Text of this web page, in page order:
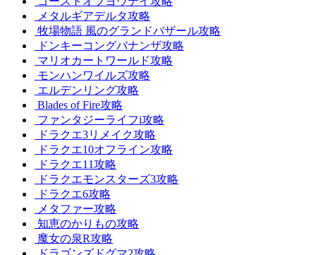
メタルギアデルタ攻略
牧場物語 風のグランドバザール攻略
ドンキーコングバナンザ攻略
マリオカートワールド攻略
モンハンワイルズ攻略
エルデンリング攻略
Blades of Fire攻略
ファンタジーライフi攻略
ドラクエ3リメイク攻略
ドラクエ10オフライン攻略
ドラクエ11攻略
ドラクエモンスターズ3攻略
ドラクエ6攻略
メタファー攻略
知恵のかりもの攻略
魔女の泉R攻略